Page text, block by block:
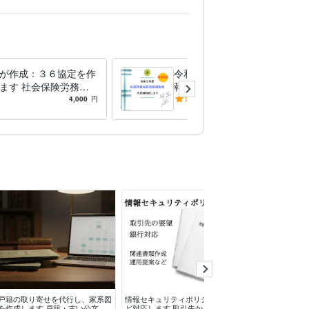
作成：３６協定を作
す 社会保険労務士
定を作成・チェック
4,000 円
令和６年 処遇改善加算実績
報告書作成補助致します 令
和6年4月～令和7年3月まで
5.0
戸籍の取り寄せを代行し、家系図
情報セキュリティポリシー策定な